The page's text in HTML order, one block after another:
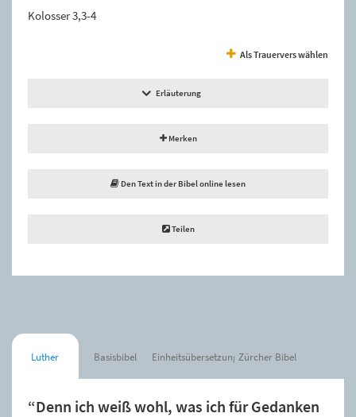
Kolosser 3,3-4
Als Trauervers wählen
Erläuterung
Merken
Den Text in der Bibel online lesen
Teilen
Luther Basisbibel Einheitsübersetzung Zürcher Bibel
“Denn ich weiß wohl, was ich für Gedanken